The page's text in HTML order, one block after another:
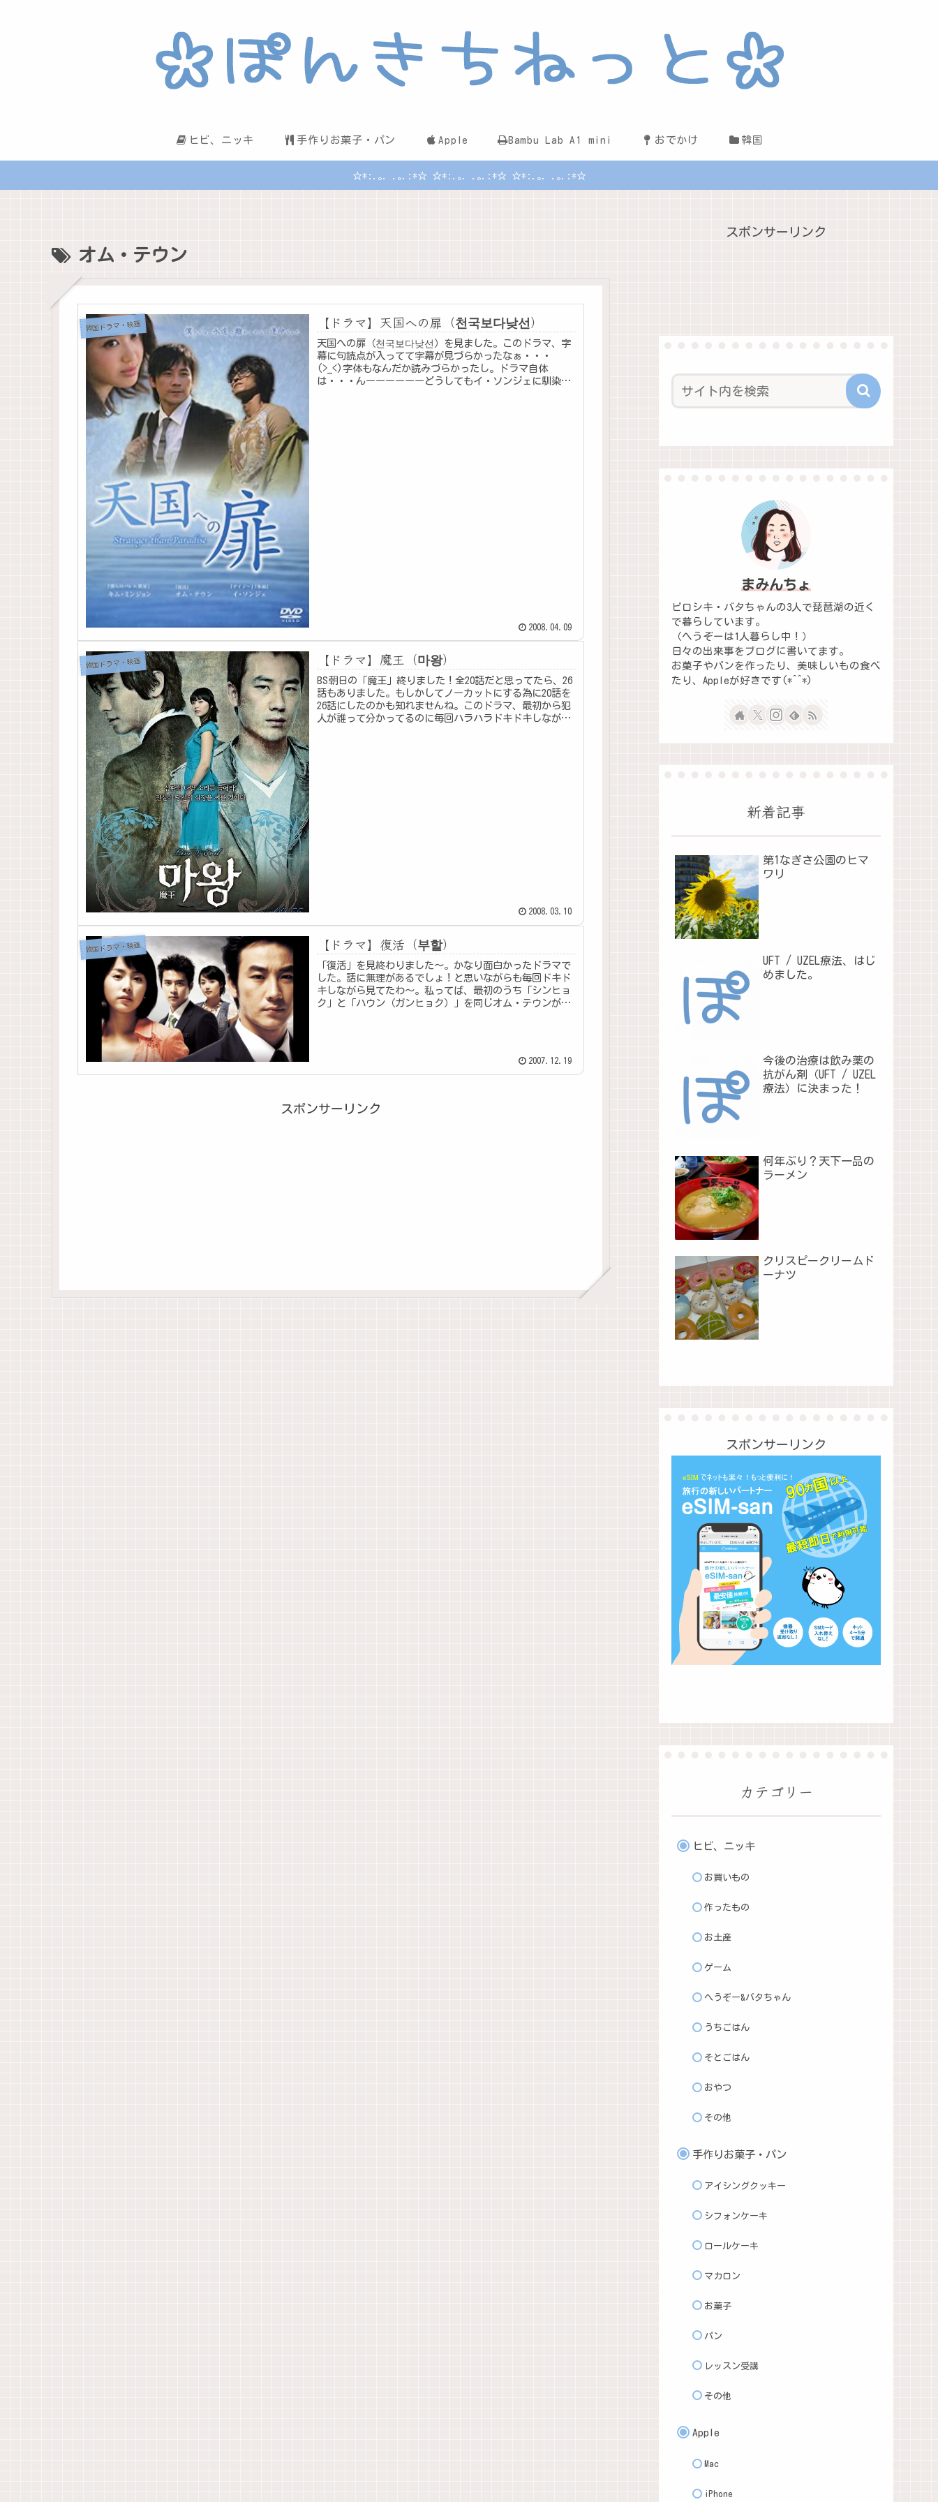
ヒビ、ニッキ 手作りお菓子・パン Apple Bambu Lab A1 mini おでかけ 韓国
☆*:.｡. .｡.:*☆ ☆*:.｡. .｡.:*☆ ☆*:.｡. .｡.:*☆
オム・テウン
韓国ドラマ・映画 【ドラマ】天国への扉（천국보다낮선）
天国への扉（천국보다낮선）を見ました。このドラマ、字
幕に句読点が入ってて字幕が見づらかったなぁ・・・
(>_<)字体もなんだか読みづらかったし。ドラマ自体
は・・・んーーーーーーどうしてもイ・ソンジェに馴染ま
2008.04.09
韓国ドラマ・映画 【ドラマ】魔王（마왕）
BS朝日の「魔王」終りました！全20話だと思ってたら、26
話もありました。もしかしてノーカットにする為に20話を
26話にしたのかも知れませんね。このドラマ、最初から犯
人が誰って分かってるのに毎回ハラハラドキドキしながら
2008.03.10
韓国ドラマ・映画 【ドラマ】復活（부할）
「復活」を見終わりました〜。かなり面白かったドラマで
した。話に無理があるでしょ！と思いながらも毎回ドキド
キしながら見てたわ〜。私ってば、最初のうち「シンヒョ
ク」と「ハウン（ガンヒョク）」を同じオム・テウンがや
2007.12.19
スポンサーリンク
スポンサーリンク
まみんちょ
ピロシキ・バタちゃんの3人で琵琶湖の近く
で暮らしています。
（へうぞーは1人暮らし中！）
日々の出来事をブログに書いてます。
お菓子やパンを作ったり、美味しいもの食べ
たり、Appleが好きです(*^^*)
新着記事
第1なぎさ公園のヒマ
ワリ
UFT / UZEL療法、はじ
めました。
今後の治療は飲み薬の
抗がん剤（UFT / UZEL
療法）に決まった！
何年ぶり？天下一品の
ラーメン
クリスピークリームド
ーナツ
スポンサーリンク
カテゴリー
ヒビ、ニッキ
お買いもの
作ったもの
お土産
ゲーム
へうぞー&バタちゃん
うちごはん
そとごはん
おやつ
その他
手作りお菓子・パン
アイシングクッキー
シフォンケーキ
ロールケーキ
マカロン
お菓子
パン
レッスン受講
その他
Apple
Mac
iPhone